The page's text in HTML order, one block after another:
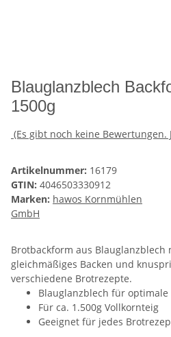
Blauglanzblech
1500g
(Es gibt noch keine Bewertungen.
Artikelnummer: 16179
GTIN: 4046503330912
Marken: hawos Kornmühlen
GmbH
Brotbackform aus Blauglanzblech
gleichmäßiges Backen und
verschiedene Brotrezepte.
Blauglanzblech für
Für ca. 1.500g Vollkornteig
Geeignet für jedes